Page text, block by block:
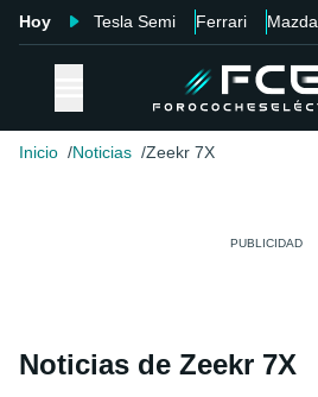
Hoy Tesla Semi Ferrari Mazda
Inicio Noticias Zeekr 7X
Noticias de Zeekr 7X